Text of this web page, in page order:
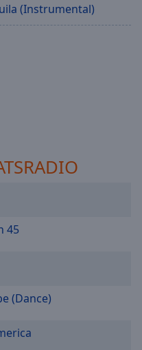
(Instrumental)
45
(Dance)